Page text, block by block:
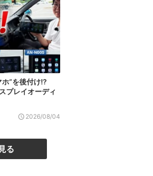
”を後付け!?
プレイオーディ
2026/08/04
る